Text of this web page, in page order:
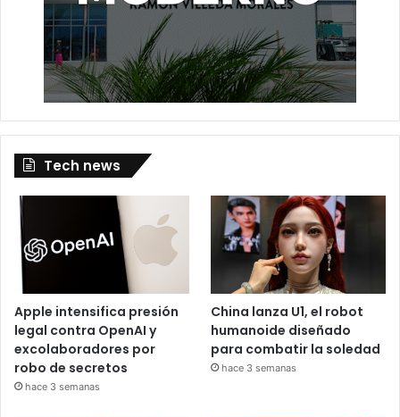
Tech news
Apple intensifica presión
legal contra OpenAI y
excolaboradores por
robo de secretos
hace 3 semanas
China lanza U1, el robot
humanoide diseñado
para combatir la soledad
hace 3 semanas